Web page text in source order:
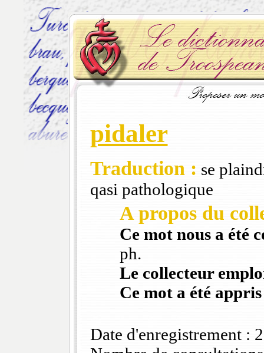
pidaler
Traduction : se
qasi pathologique
A propos du
Ce mot nous a été
ph.
Le collecteur
Ce mot a été
Date d'enregistrement :